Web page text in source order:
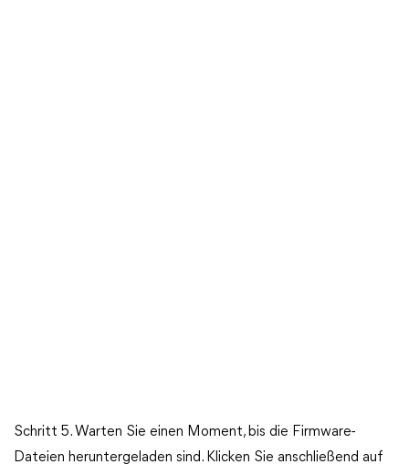
Schritt 5. Warten Sie einen Moment, bis die Firmware-
Dateien heruntergeladen sind. Klicken Sie anschließend auf